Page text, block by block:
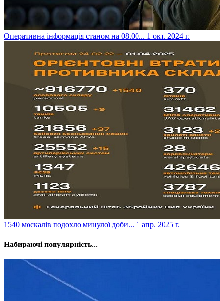
​Оперативна інформація станом на 08.00... 1 окт. 2024 г.
​1540 москалів подохло минулої доби... 1 апр. 2025 г.
Набираючі популярність...